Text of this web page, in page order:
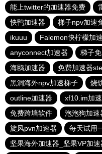
能上twitter的加速器免费
快鸭加速器
梯子npv加速
ikuuu
Falemon快柠檬加
anyconnect加速器
梯子
海鸥加速器
免费加速器
黑洞海外npv加速梯子
烧
outline加速器
xf10.im加
免费跨墙软件
泡泡狗加速
旋风pvn加速器
每天试用
坚果海外加速器_坚果VP加速